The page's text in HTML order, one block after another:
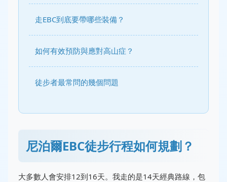
走EBC到底要帶哪些裝備？
如何有效預防與應對高山症？
徒步者最常問的幾個問題
尼泊爾EBC徒步行程如何規劃？
大多數人會安排12到16天。我走的是14天經典路線，包